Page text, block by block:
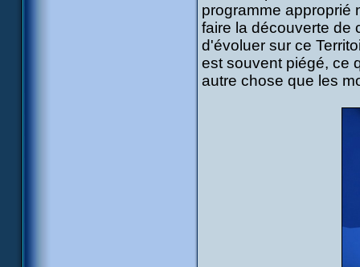
programme approprié
faire la découverte de
d'évoluer sur ce
est souvent piégé, ce
autre chose que les